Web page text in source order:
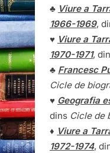
♣ Viure a
1966-1969,
♥ Viure a
1970-1971,
♣ Francesc
Cicle de
♥ Geografia
dins Cicle de
♦ Viure a
1972-1974,